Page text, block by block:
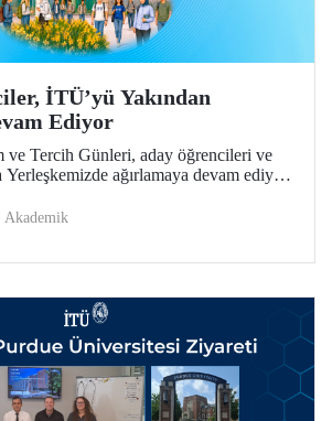
İTÜ’yü Yakından
Ediyor
ve Tercih Günleri, aday öğrencileri ve
ağırlamaya devam ediyor.
adaylara bilgi vermeye devam
Akademik